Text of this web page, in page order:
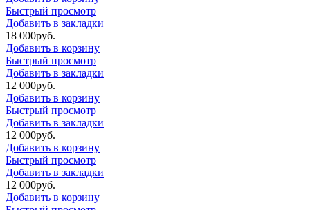
Быстрый просмотр
Добавить в закладки
18 000руб.
Добавить в корзину
Быстрый просмотр
Добавить в закладки
12 000руб.
Добавить в корзину
Быстрый просмотр
Добавить в закладки
12 000руб.
Добавить в корзину
Быстрый просмотр
Добавить в закладки
12 000руб.
Добавить в корзину